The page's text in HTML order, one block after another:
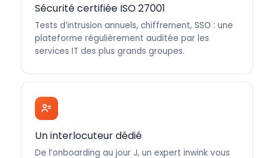
Sécurité certifiée ISO 27001
Tests d’intrusion annuels, chiffrement, SSO : une
plateforme régulièrement auditée par les
services IT des plus grands groupes.
Un interlocuteur dédié
De l’onboarding au jour J, un expert inwink vous